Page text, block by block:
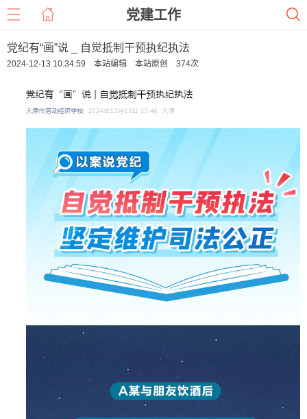
党建工作
党纪有“画”说 _ 自觉抵制干预执纪执法
2024-12-13 10:34:59 本站编辑 本站原创 374次